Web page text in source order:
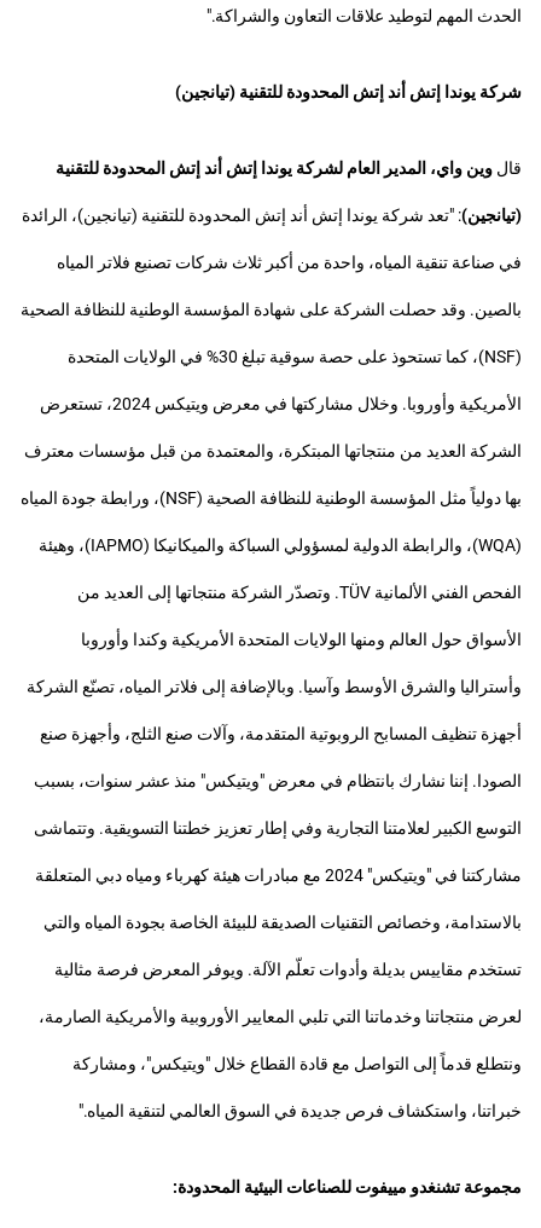
الحدث المهم لتوطيد علاقات التعاون والشراكة."
شركة يوندا إتش أند إتش المحدودة للتقنية (تيانجين)
قال وين واي، المدير العام لشركة يوندا إتش أند إتش المحدودة للتقنية
(تيانجين): "تعد شركة يوندا إتش أند إتش المحدودة للتقنية (تيانجين)، الرائدة
في صناعة تنقية المياه، واحدة من أكبر ثلاث شركات تصنيع فلاتر المياه
بالصين. وقد حصلت الشركة على شهادة المؤسسة الوطنية للنظافة الصحية
(NSF)، كما تستحوذ على حصة سوقية تبلغ 30% في الولايات المتحدة
الأمريكية وأوروبا. وخلال مشاركتها في معرض ويتيكس 2024، تستعرض
الشركة العديد من منتجاتها المبتكرة، والمعتمدة من قبل مؤسسات معترف
بها دولياً مثل المؤسسة الوطنية للنظافة الصحية (NSF)، ورابطة جودة المياه
(WQA)، والرابطة الدولية لمسؤولي السباكة والميكانيكا (IAPMO)، وهيئة
الفحص الفني الألمانية TÜV. وتصدّر الشركة منتجاتها إلى العديد من
الأسواق حول العالم ومنها الولايات المتحدة الأمريكية وكندا وأوروبا
وأستراليا والشرق الأوسط وآسيا. وبالإضافة إلى فلاتر المياه، تصنّع الشركة
أجهزة تنظيف المسابح الروبوتية المتقدمة، وآلات صنع الثلج، وأجهزة صنع
الصودا. إننا نشارك بانتظام في معرض "ويتيكس" منذ عشر سنوات، بسبب
التوسع الكبير لعلامتنا التجارية وفي إطار تعزيز خطتنا التسويقية. وتتماشى
مشاركتنا في "ويتيكس" 2024 مع مبادرات هيئة كهرباء ومياه دبي المتعلقة
بالاستدامة، وخصائص التقنيات الصديقة للبيئة الخاصة بجودة المياه والتي
تستخدم مقاييس بديلة وأدوات تعلّم الآلة. ويوفر المعرض فرصة مثالية
لعرض منتجاتنا وخدماتنا التي تلبي المعايير الأوروبية والأمريكية الصارمة،
ونتطلع قدماً إلى التواصل مع قادة القطاع خلال "ويتيكس"، ومشاركة
خبراتنا، واستكشاف فرص جديدة في السوق العالمي لتنقية المياه."
مجموعة تشنغدو مييفوت للصناعات البيئية المحدودة: